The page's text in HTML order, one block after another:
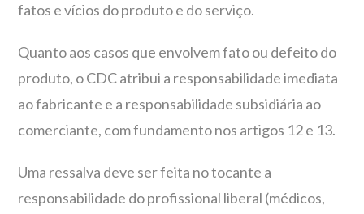
fatos e vícios do produto e do serviço.
Quanto aos casos que envolvem fato ou defeito do
produto, o CDC atribui a responsabilidade imediata
ao fabricante e a responsabilidade subsidiária ao
comerciante, com fundamento nos artigos 12 e 13.
Uma ressalva deve ser feita no tocante a
responsabilidade do profissional liberal (médicos,